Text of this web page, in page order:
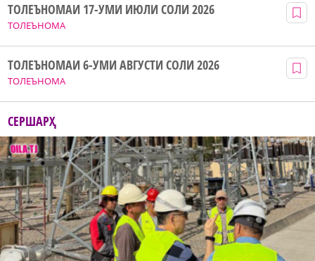
ТОЛЕЪНОМА
ТОЛЕЪНОМАИ 17-УМИ ИЮЛИ СОЛИ 2026
ТОЛЕЪНОМА
ТОЛЕЪНОМАИ 6-УМИ АВГУСТИ СОЛИ 2026
СЕРШАРҲ